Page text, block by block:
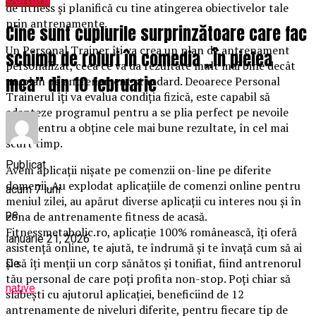
de fitness și planifică cu tine atingerea obiectivelor tale
prin antrenamente.
Un Personal Trainer îți va crea un plan de antrenament
personalizat, ceea ce va da rezultate mult mai bine decât
un plan de antrenament standard. Deoarece Personal
Trainerul îți va evalua condiția fizică, este capabil să
adapteze programul pentru a se plia perfect pe nevoile
tale, pentru a obține cele mai bune rezultate, în cel mai
scurt timp.
Avem aplicații nișate pe comenzii on-line pe diferite
domenii. Au explodat aplicațiile de comenzi online pentru
meniul zilei, au apărut diverse aplicații cu interes nou și în
zona de antrenamente fitness de acasă.
Fitnessmetabolic.ro, aplicație 100% românească, îți oferă
asistență online, te ajută, te îndrumă și te învață cum să ai
și să îți menții un corp sănătos și tonifiat, fiind antrenorul
tău personal de care poți profita non-stop. Poți chiar să
slăbești cu ajutorul aplicației, beneficiind de 12
antrenamente de niveluri diferite, pentru fiecare tip de
Cine sunt cuplurile surprinzătoare care fac
schimb de roluri în comedia „În pielea
mea” din 10 februarie
Publicat
acum 7 luni
pe
ianuarie 21, 2026
De
native